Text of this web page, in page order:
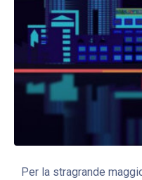
Per la stragrande